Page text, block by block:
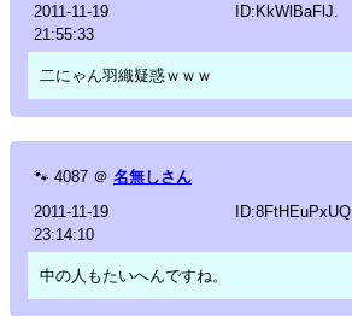
2011-11-19
21:55:33
ID:KkWlBaFlJ.
二にゃん羽織疑惑ｗｗｗ
🐾 4087 ＠ 名無しさん
2011-11-19
23:14:10
ID:8FtHEuPxUQ
中の人もたいへんですね。